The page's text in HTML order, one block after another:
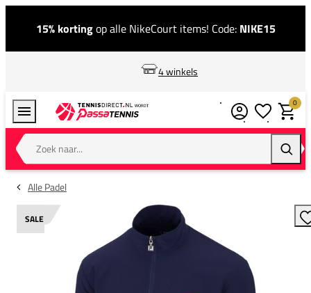
15% kortingop alle NikeCourt items! Code: NIKE15
4 winkels
Zoek naar...
0
Alle Padel
SALE